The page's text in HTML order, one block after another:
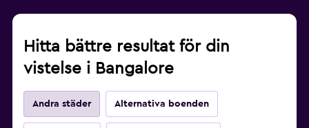
Hitta bättre resultat för din
vistelse i Bangalore
Andra städer Alternativa boenden